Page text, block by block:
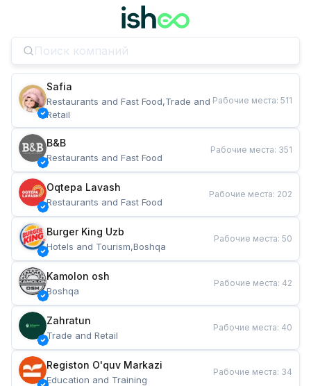
Safia
Restaurants and Fast Food,Trade and
Retail
Рабочие места: 511
B&B
Restaurants and Fast Food
Рабочие места: 351
Oqtepa Lavash
Restaurants and Fast Food
Рабочие места: 202
Burger King Uzb
Hotels and Tourism,Boshqa
Рабочие места: 50
Kamolon osh
Boshqa
Рабочие места: 42
Zahratun
Trade and Retail
Рабочие места: 40
Registon O'quv Markazi
Education and Training
Рабочие места: 34